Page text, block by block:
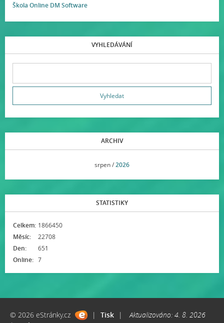
Škola Online DM Software
VYHLEDÁVÁNÍ
ARCHIV
srpen /2026
STATISTIKY
Online: 7
Celkem: 1866450
Měsíc:
22708
Den:
651
© 2026 eStránky.cz | Tisk |
Aktualizováno: 4. 8. 2026